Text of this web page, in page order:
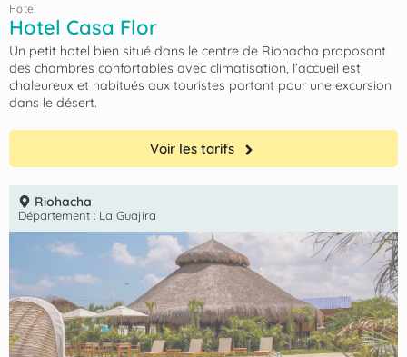
Hotel
Hotel Casa Flor
Un petit hotel bien situé dans le centre de Riohacha proposant
des chambres confortables avec climatisation, l’accueil est
chaleureux et habitués aux touristes partant pour une excursion
dans le désert.
Voir les tarifs
Riohacha
Département : La Guajira